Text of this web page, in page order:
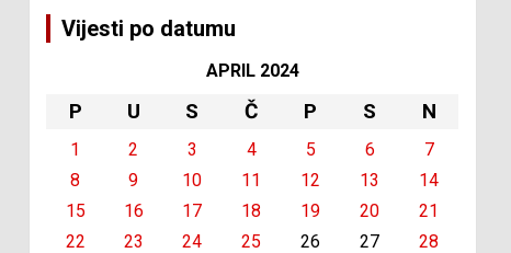
Vijesti po datumu
APRIL 2024
P U S Č P S N
1 2 3 4 5 6
7
8
9 10 11 12 13
14
15
16 17 18 19 20
21
22
23 24 25 26 27
28